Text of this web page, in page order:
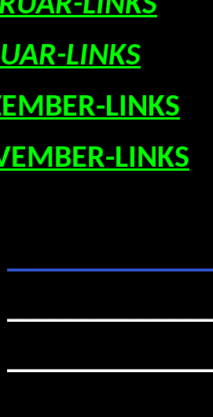
LINKS
LINKS
LINKS